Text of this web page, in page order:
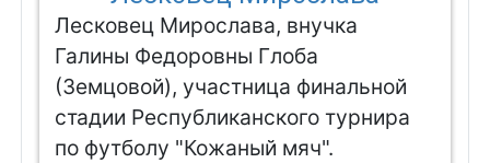
Лесковец Мирослава, внучка
Галины Федоровны Глоба
(Земцовой), участница финальной
стадии Республиканского турнира
по футболу "Кожаный мяч".